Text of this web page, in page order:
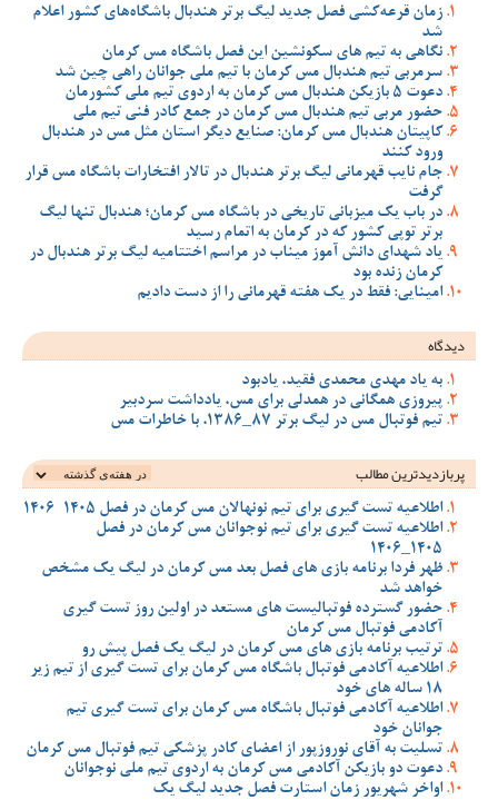
زمان قرعه‌کشی فصل جدید لیگ برتر هندبال باشگاه‌های کشور اعلام
شد
نگاهی به تیم های سکونشین این فصل باشگاه مس کرمان
سرمربی تیم هندبال مس کرمان با تیم ملی جوانان راهی چین شد
دعوت 5 بازیکن هندبال مس کرمان به اردوی تیم ملی کشورمان
حضور مربی تیم هندبال مس کرمان در جمع کادر فنی تیم ملی
کاپیتان هندبال مس کرمان: صنایع دیگر استان مثل مس در هندبال
ورود کنند
جام نایب قهرمانی لیگ برتر هندبال در تالار افتخارات باشگاه مس قرار
گرفت
در باب یک میزبانی تاریخی در باشگاه مس کرمان؛ هندبال تنها لیگ
برتر توپی کشور که در کرمان به اتمام رسید
یاد شهدای دانش آموز میناب در مراسم اختتامیه لیگ برتر هندبال در
کرمان زنده بود
امینایی: فقط در یک هفته قهرمانی را از دست دادیم
دیدگاه
به یاد مهدی محمدی فقید، یادبود
پیروزی همگانی در همدلی برای مس، یادداشت سردبیر
تیم فوتبال مس در لیگ برتر 87_1386، با خاطرات مس
پربازدیدترین‌ مطالب
اطلاعیه تست گیری برای تیم نونهالان مس کرمان در فصل 1405-1406
اطلاعیه تست گیری برای تیم نوجوانان مس کرمان در فصل
1405_1406
ظهر فردا برنامه بازی های فصل بعد مس کرمان در لیگ یک مشخص
خواهد شد
حضور گسترده فوتبالیست های مستعد در اولین روز تست گیری
آکادمی فوتبال مس کرمان
ترتیب برنامه بازی های مس کرمان در لیگ یک فصل پیش رو
اطلاعیه آکادمی فوتبال باشگاه مس کرمان برای تست گیری از تیم زیر
18 ساله های خود
اطلاعیه آکادمی فوتبال باشگاه مس کرمان برای تست گیری تیم
جوانان خود
تسلیت به آقای نوروزپور از اعضای کادر پزشکی تیم فوتبال مس کرمان
دعوت دو بازیکن آکادمی مس کرمان به اردوی تیم ملی نوجوانان
اواخر شهریور زمان استارت فصل جدید لیگ یک